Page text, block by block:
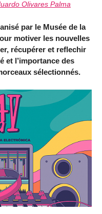
Olivares Palma
par le Musée de la
motiver les nouvelles
récupérer et reflechir
et l’importance des
sélectionnés.